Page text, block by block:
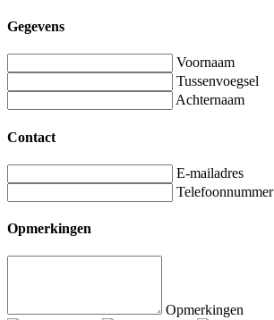
Gegevens
Voornaam
Tussenvoegsel
Achternaam
Contact
E-mailadres
Telefoonnummer
Opmerkingen
Opmerkingen